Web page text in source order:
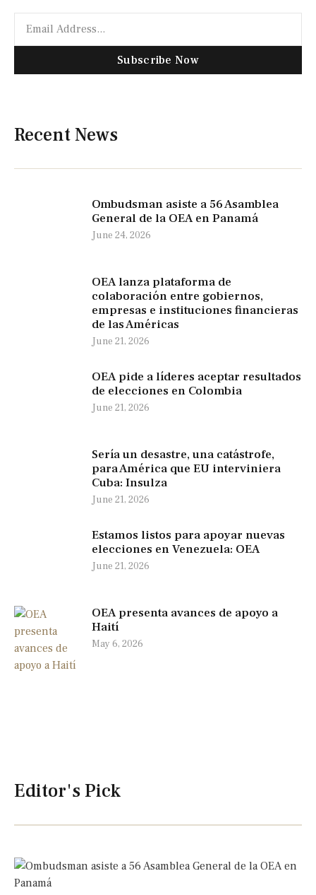
Subscribe Now
Recent News
Ombudsman asiste a 56 Asamblea
General de la OEA en Panamá
June 24, 2026
OEA lanza plataforma de
colaboración entre gobiernos,
empresas e instituciones financieras
de las Américas
June 21, 2026
OEA pide a líderes aceptar resultados
de elecciones en Colombia
June 21, 2026
Sería un desastre, una catástrofe,
para América que EU interviniera
Cuba: Insulza
June 21, 2026
Estamos listos para apoyar nuevas
elecciones en Venezuela: OEA
June 21, 2026
OEA presenta avances de apoyo a
Haití
May 6, 2026
Editor's Pick